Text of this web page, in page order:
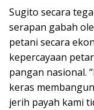
Sugito secara
serapan gabah
petani secara
kepercayaan
pangan nasional.
keras
jerih payah kami